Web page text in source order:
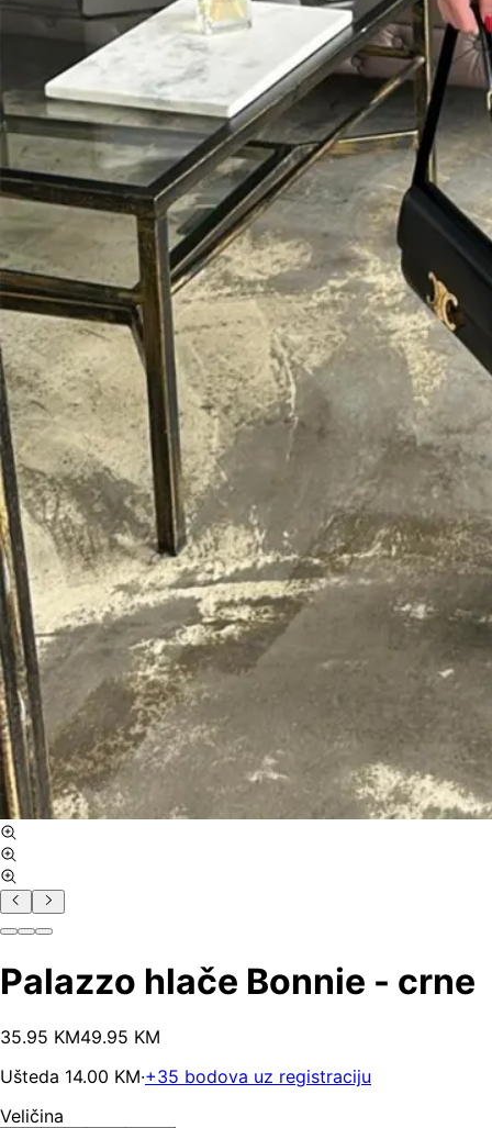
Palazzo hlače Bonnie - crne
35.95 KM49.95 KM
Ušteda 14.00 KM·+35 bodova uz registraciju
Veličina